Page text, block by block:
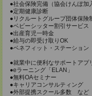
●社会保険完備（協会けんぽ加
●定期健康診断
●リクルートグループ団体保険
●ベビーシッター割引サービス
●出産育児一時金
●給与の即受け取りOK
●ベネフィット・ステーション
●就業中に便利なサポートアプ
●eラーニング「ELAN」
●無料OAセミナー
●キャリアコンサルティング
●外部提携スクール多数 など